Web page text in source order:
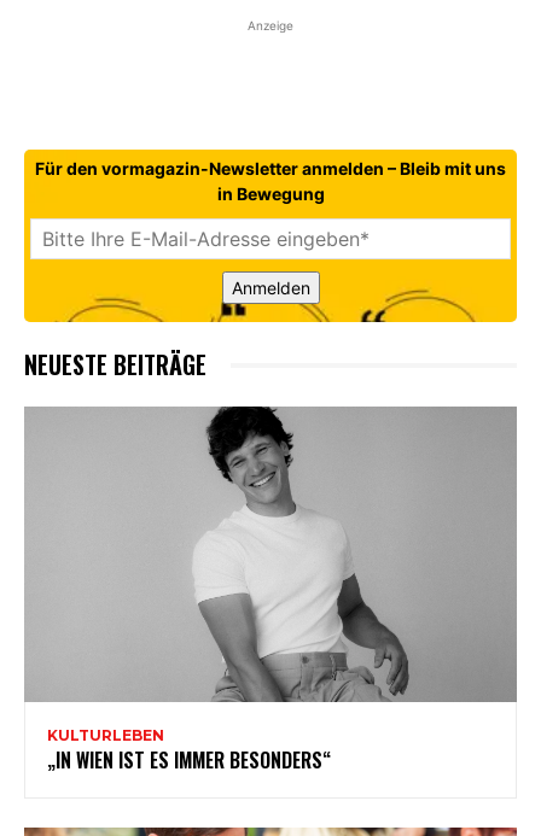
Anzeige
Für den vormagazin-Newsletter anmelden – Bleib mit uns
in Bewegung
Anmelden
NEUESTE BEITRÄGE
KULTURLEBEN
„IN WIEN IST ES IMMER BESONDERS“